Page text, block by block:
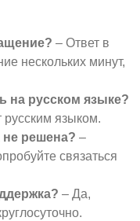
– Ответ в
нескольких минут,
на русском языке?
языком.
не решена? –
связаться
– Да,